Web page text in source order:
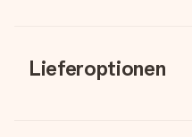
Lieferoptionen